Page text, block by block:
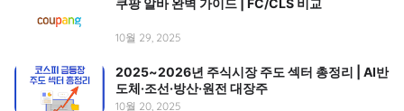
10월 29, 2025
2025~2026년 주식시장 주도 섹터 총정리 | AI반
도체·조선·방산·원전 대장주
10월 20, 2025